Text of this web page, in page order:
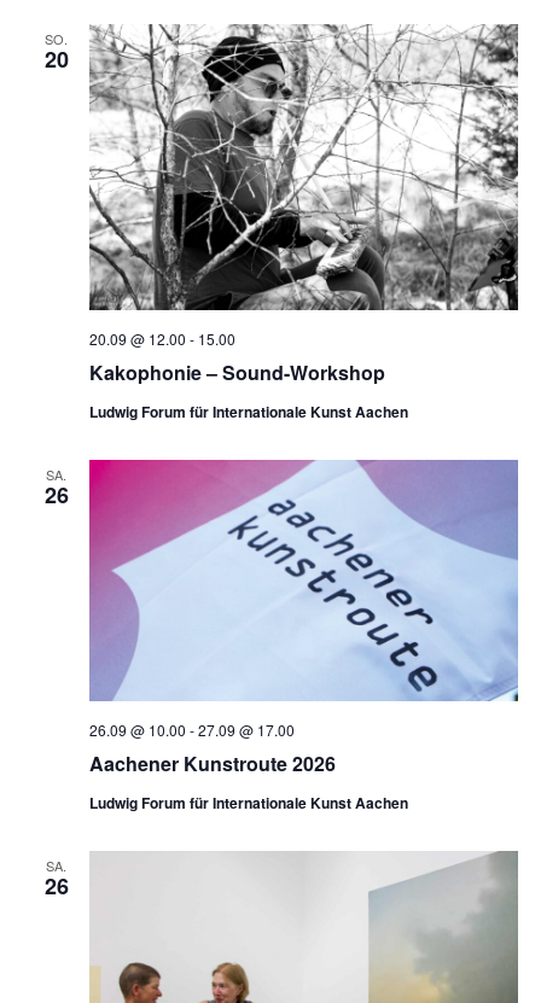
SO.
20
Kakophonie – Sound-Workshop
20.09 @ 12.00 - 15.00
Ludwig Forum für Internationale Kunst Aachen
SA.
26
Aachener Kunstroute 2026
26.09 @ 10.00 -27.09 @ 17.00
Ludwig Forum für Internationale Kunst Aachen
SA.
26